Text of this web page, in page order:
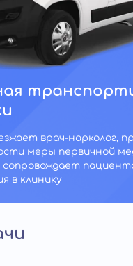
врач-нарколог,
меры первичной
в клинику